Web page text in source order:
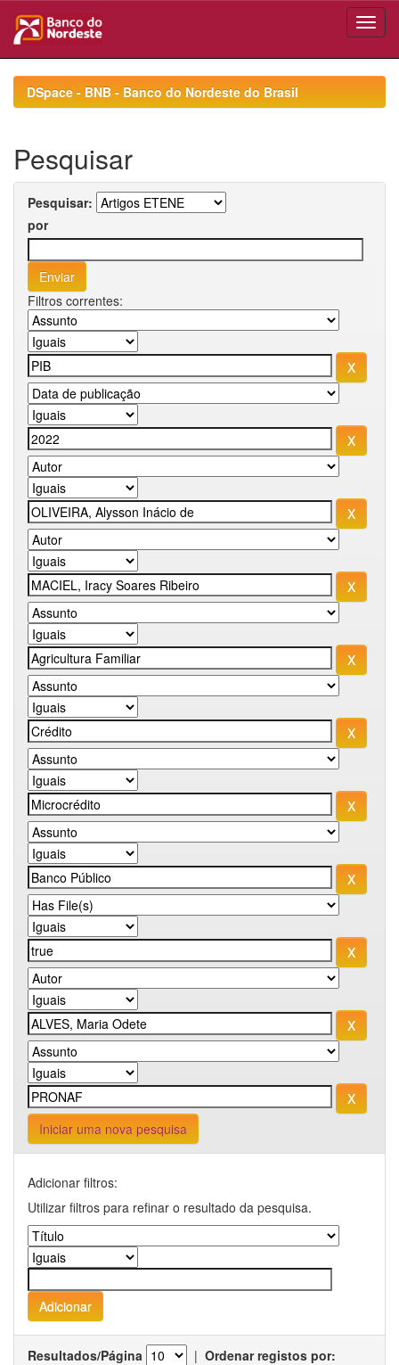
navigationDSpace - BNB - Banco do Nordeste do Brasil
Pesquisar
Pesquisar:
por
Filtros correntes:
Iniciar uma nova pesquisa
Adicionar filtros:
Utilizar filtros para refinar o resultado da pesquisa.
Resultados/Página | Ordenar registos por: